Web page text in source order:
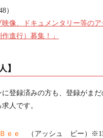
）
映像、ドキュメンタリー等のア
進行）募集！」
】
登録済みの方も、登録がまだ
人です。
ｅｅ
（アッシュ ビー）※11